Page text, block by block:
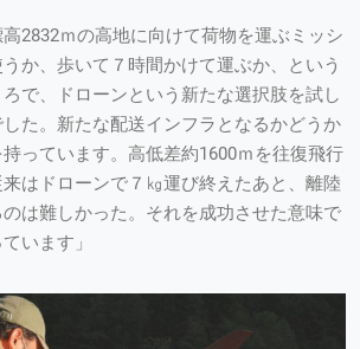
2832ｍの高地に向けて荷物を運ぶミッシ
か、歩いて７時間かけて運ぶか、という
で、ドローンという新たな選択肢を試し
た。新たな配送インフラとなるかどうか
っています。高低差約1600ｍを往復飛行
はドローンで７㎏運び終えたあと、離陸
は難しかった。それを成功させた意味で
います」